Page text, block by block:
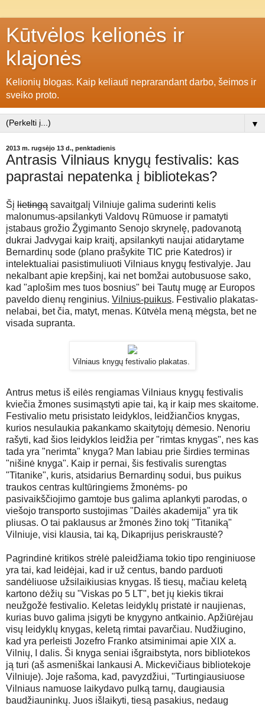
Kūtvėlos kelionės ir
klajonės
Kelionių blogas. Kaip keliauti neprarandant darbo, šeimos ir
sveiko proto.
▼
2013 m. rugsėjo 13 d., penktadienis
Antrasis Vilniaus knygų festivalis: kas
paprastai nepatenka į bibliotekas?
Šį lietingą savaitgalį Vilniuje galima suderinti kelis
malonumus-apsilankyti Valdovų Rūmuose ir pamatyti
įstabaus grožio Žygimanto Senojo skrynelę, padovanotą
dukrai Jadvygai kaip kraitį, apsilankyti naujai atidarytame
Bernardinų sode (plano prašykite TIC prie Katedros) ir
intelektualiai pasistimuliuoti Vilniaus knygų festivalyje. Jau
nekalbant apie krepšinį, kai net bomžai autobusuose sako,
kad "aplošim mes tuos bosnius" bei Tautų mugę ar Europos
paveldo dienų renginius. Vilnius-puikus. Festivalio plakatas-
nelabai, bet čia, matyt, menas. Kūtvėla meną mėgsta, bet ne
visada supranta.
Vilniaus knygų festivalio plakatas.
Antrus metus iš eilės rengiamas Vilniaus knygų festivalis
kviečia žmones susimąstyti apie tai, ką ir kaip mes skaitome.
Festivalio metu prisistato leidyklos, leidžiančios knygas,
kurios nesulaukia pakankamo skaitytojų dėmesio. Nenoriu
rašyti, kad šios leidyklos leidžia per "rimtas knygas", nes kas
tada yra "nerimta" knyga? Man labiau prie širdies terminas
"nišinė knyga". Kaip ir pernai, šis festivalis surengtas
"Titanike", kuris, atsidarius Bernardinų sodui, bus puikus
traukos centras kultūringiems žmonėms- po
pasivaikščiojimo gamtoje bus galima aplankyti parodas, o
viešojo transporto sustojimas "Dailės akademija" yra tik
pliusas. O tai paklausus ar žmonės žino tokį "Titaniką"
Vilniuje, visi klausia, tai ką, Dikaprijus periskraustė?
Pagrindinė kritikos strėlė paleidžiama tokio tipo renginiuose
yra tai, kad leidėjai, kad ir už centus, bando parduoti
sandėliuose užsilaikiusias knygas. Iš tiesų, mačiau keletą
kartono dėžių su "Viskas po 5 LT", bet jų kiekis tikrai
neužgožė festivalio. Keletas leidyklų pristatė ir naujienas,
kurias buvo galima įsigyti be knygyno antkainio. Apžiūrėjau
visų leidyklų knygas, keletą rimtai pavarčiau. Nudžiugino,
kad yra perleisti Jozefro Franko atsiminimai apie XIX a.
Vilnių, I dalis. Ši knyga seniai išgraibstyta, nors bibliotekos
ją turi (aš asmeniškai lankausi A. Mickevičiaus bibliotekoje
Vilniuje). Joje rašoma, kad, pavyzdžiui, "Turtingiausiuose
Vilniaus namuose laikydavo pulką tarnų, daugiausia
baudžiauninkų. Juos išlaikyti, tiesą pasakius, nedaug